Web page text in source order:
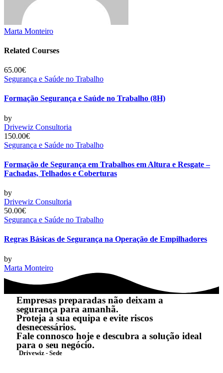
Marta Monteiro
Related Courses
65.00€
Segurança e Saúde no Trabalho
Formação Segurança e Saúde no Trabalho (8H)
by
Drivewiz Consultoria
150.00€
Segurança e Saúde no Trabalho
Formação de Segurança em Trabalhos em Altura e Resgate –
Fachadas, Telhados e Coberturas
by
Drivewiz Consultoria
50.00€
Segurança e Saúde no Trabalho
Regras Básicas de Segurança na Operação de Empilhadores
by
Marta Monteiro
Empresas preparadas não deixam a
segurança para amanhã.
Proteja a sua equipa e evite riscos
desnecessários.
Fale connosco hoje e descubra a solução ideal
para o seu negócio.
Drivewiz - Sede